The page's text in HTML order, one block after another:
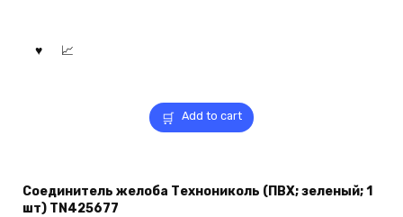
Add to cart
Соединитель желоба Технониколь (ПВХ; зеленый; 1
шт) TN425677